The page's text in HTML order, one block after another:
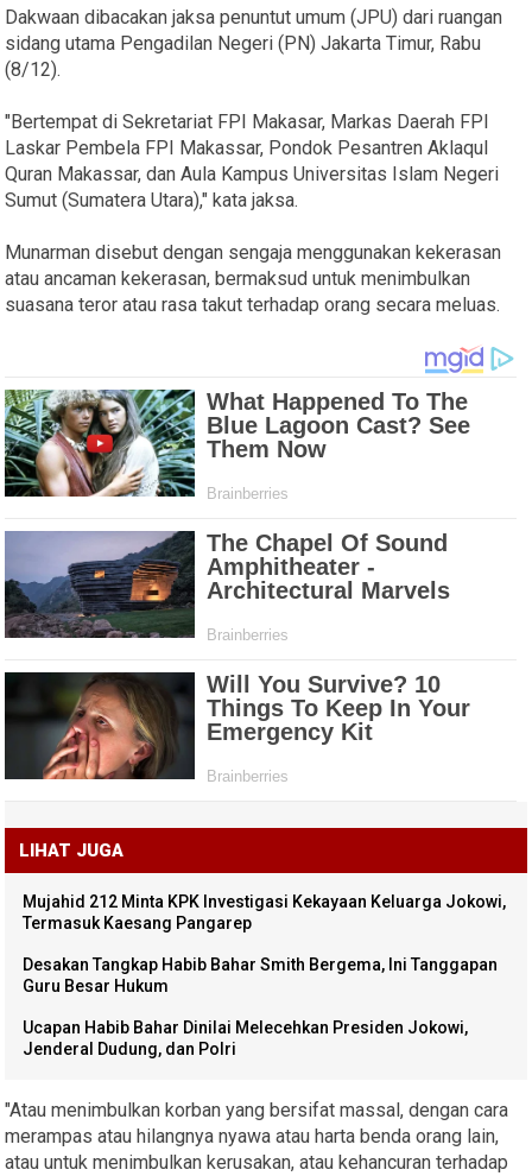
Dakwaan dibacakan jaksa penuntut umum (JPU) dari ruangan
sidang utama Pengadilan Negeri (PN) Jakarta Timur, Rabu
(8/12).
"Bertempat di Sekretariat FPI Makasar, Markas Daerah FPI
Laskar Pembela FPI Makassar, Pondok Pesantren Aklaqul
Quran Makassar, dan Aula Kampus Universitas Islam Negeri
Sumut (Sumatera Utara)," kata jaksa.
Munarman disebut dengan sengaja menggunakan kekerasan
atau ancaman kekerasan, bermaksud untuk menimbulkan
suasana teror atau rasa takut terhadap orang secara meluas.
LIHAT JUGA
Mujahid 212 Minta KPK Investigasi Kekayaan Keluarga Jokowi,
Termasuk Kaesang Pangarep
Desakan Tangkap Habib Bahar Smith Bergema, Ini Tanggapan
Guru Besar Hukum
Ucapan Habib Bahar Dinilai Melecehkan Presiden Jokowi,
Jenderal Dudung, dan Polri
"Atau menimbulkan korban yang bersifat massal, dengan cara
merampas atau hilangnya nyawa atau harta benda orang lain,
atau untuk menimbulkan kerusakan, atau kehancuran terhadap